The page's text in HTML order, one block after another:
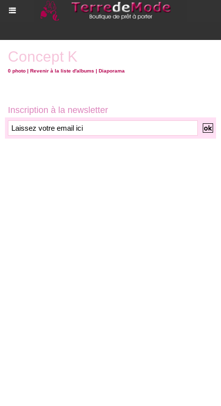
Inscription à la newsletter
Concept K
0 photo | Revenir à la liste d'albums | Diaporama